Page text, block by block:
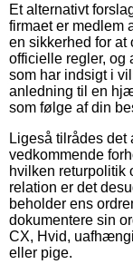
Et alternativt
firmaet er medlem
en sikkerhed for at
officielle regler, og
som har indsigt i
anledning til en
som følge af din
Ligeså tilrådes det
vedkommende
hvilken returpolitik
relation er det
beholder ens
dokumentere sin
CX, Hvid,
eller pige.